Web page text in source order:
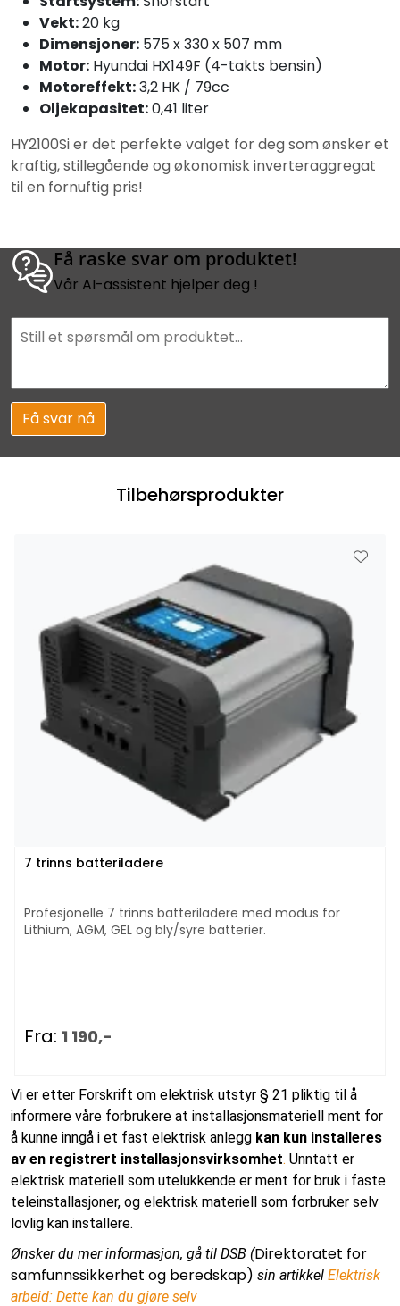
Vekt:20 kg
Dimensjoner: 575 x 330 x 507 mm
Motor: Hyundai HX149F (4-takts bensin)
Motoreffekt:3,2 HK / 79cc
Oljekapasitet:0,41 liter
HY2100Si er det perfekte valget for deg som ønsker et
kraftig, stillegående og økonomisk inverteraggregat
til en fornuftig pris!
Få svar nå
Få raske svar om produktet!
Vår AI-assistent hjelper deg !
Tilbehørsprodukter
7 trinns batteriladere
Profesjonelle 7 trinns batteriladere med modus for
Lithium, AGM, GEL og bly/syre batterier.
Fra: 1 190,-
Vi er etter Forskrift om elektrisk utstyr § 21 pliktig til å
informere våre forbrukere at installasjonsmateriell ment for
å kunne inngå i et fast elektrisk anlegg kan kun installeres
av en registrert installasjonsvirksomhet. Unntatt er
elektrisk materiell som utelukkende er ment for bruk i faste
teleinstallasjoner, og elektrisk materiell som forbruker selv
lovlig kan installere.
Ønsker du mer informasjon, gå til DSB (Direktoratet for
samfunnssikkerhet og beredskap) sin artikkel Elektrisk
arbeid: Dette kan du gjøre selv